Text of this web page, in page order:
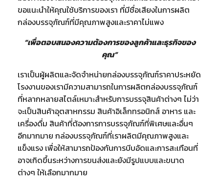
ขอแนะนำให้คุณใช้บริการของเรา ที่มีชื่อเสียงในการผลิต
กล่องบรรจุภัณฑ์ที่มีคุณภาพสูงและราคาไม่แพง
“เพื่อตอบสนองความต้องการของลูกค้าและธุรกิจของ
คุณ”
เราเป็นผู้ผลิตและจัดจำหน่ายกล่องบรรจุภัณฑ์ราคาประหยัด
โรงงานของเรามีความสามารถในการผลิตกล่องบรรจุภัณฑ์
ที่หลากหลายสไตล์เหมาะสำหรับการบรรจุสินค้าต่างๆ ไม่ว่า
จะเป็นสินค้าอุตสาหกรรม สินค้าอิเล็กทรอนิกส์ อาหาร และ
เครื่องดื่ม สินค้าที่ต้องการการบรรจุภัณฑ์ที่พิเศษและอื่นๆ
อีกมากมาย กล่องบรรจุภัณฑ์ที่เราผลิตมีคุณภาพสูงและ
แข็งแรง เพื่อให้สามารถป้องกันการบีบอัดและการสะเทือนที่
อาจเกิดขึ้นระหว่างการขนส่งและยังมีรูปแบบและขนาด
ต่างๆ ให้เลือกมากมาย